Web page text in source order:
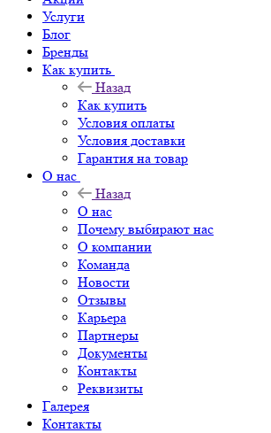
Услуги
Блог
Бренды
Как купить
Назад
Как купить
Условия оплаты
Условия доставки
Гарантия на товар
О нас
Назад
О нас
Почему выбирают нас
О компании
Команда
Новости
Отзывы
Карьера
Партнеры
Документы
Контакты
Реквизиты
Галерея
Контакты